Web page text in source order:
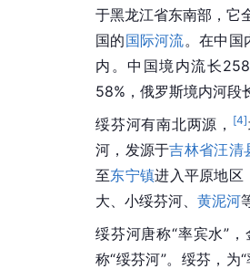
于黑龙江省东南部，它
国的国际河流。在中国
内。中国境内流长
58%，俄罗斯境内河段
绥芬河有南北两源， [4]
河，发源于吉林省汪清
至东宁镇进入平原地区
大、小绥芬河、 黄泥河
绥芬河唐称“率宾水”，
称“绥芬河”。绥芬，为